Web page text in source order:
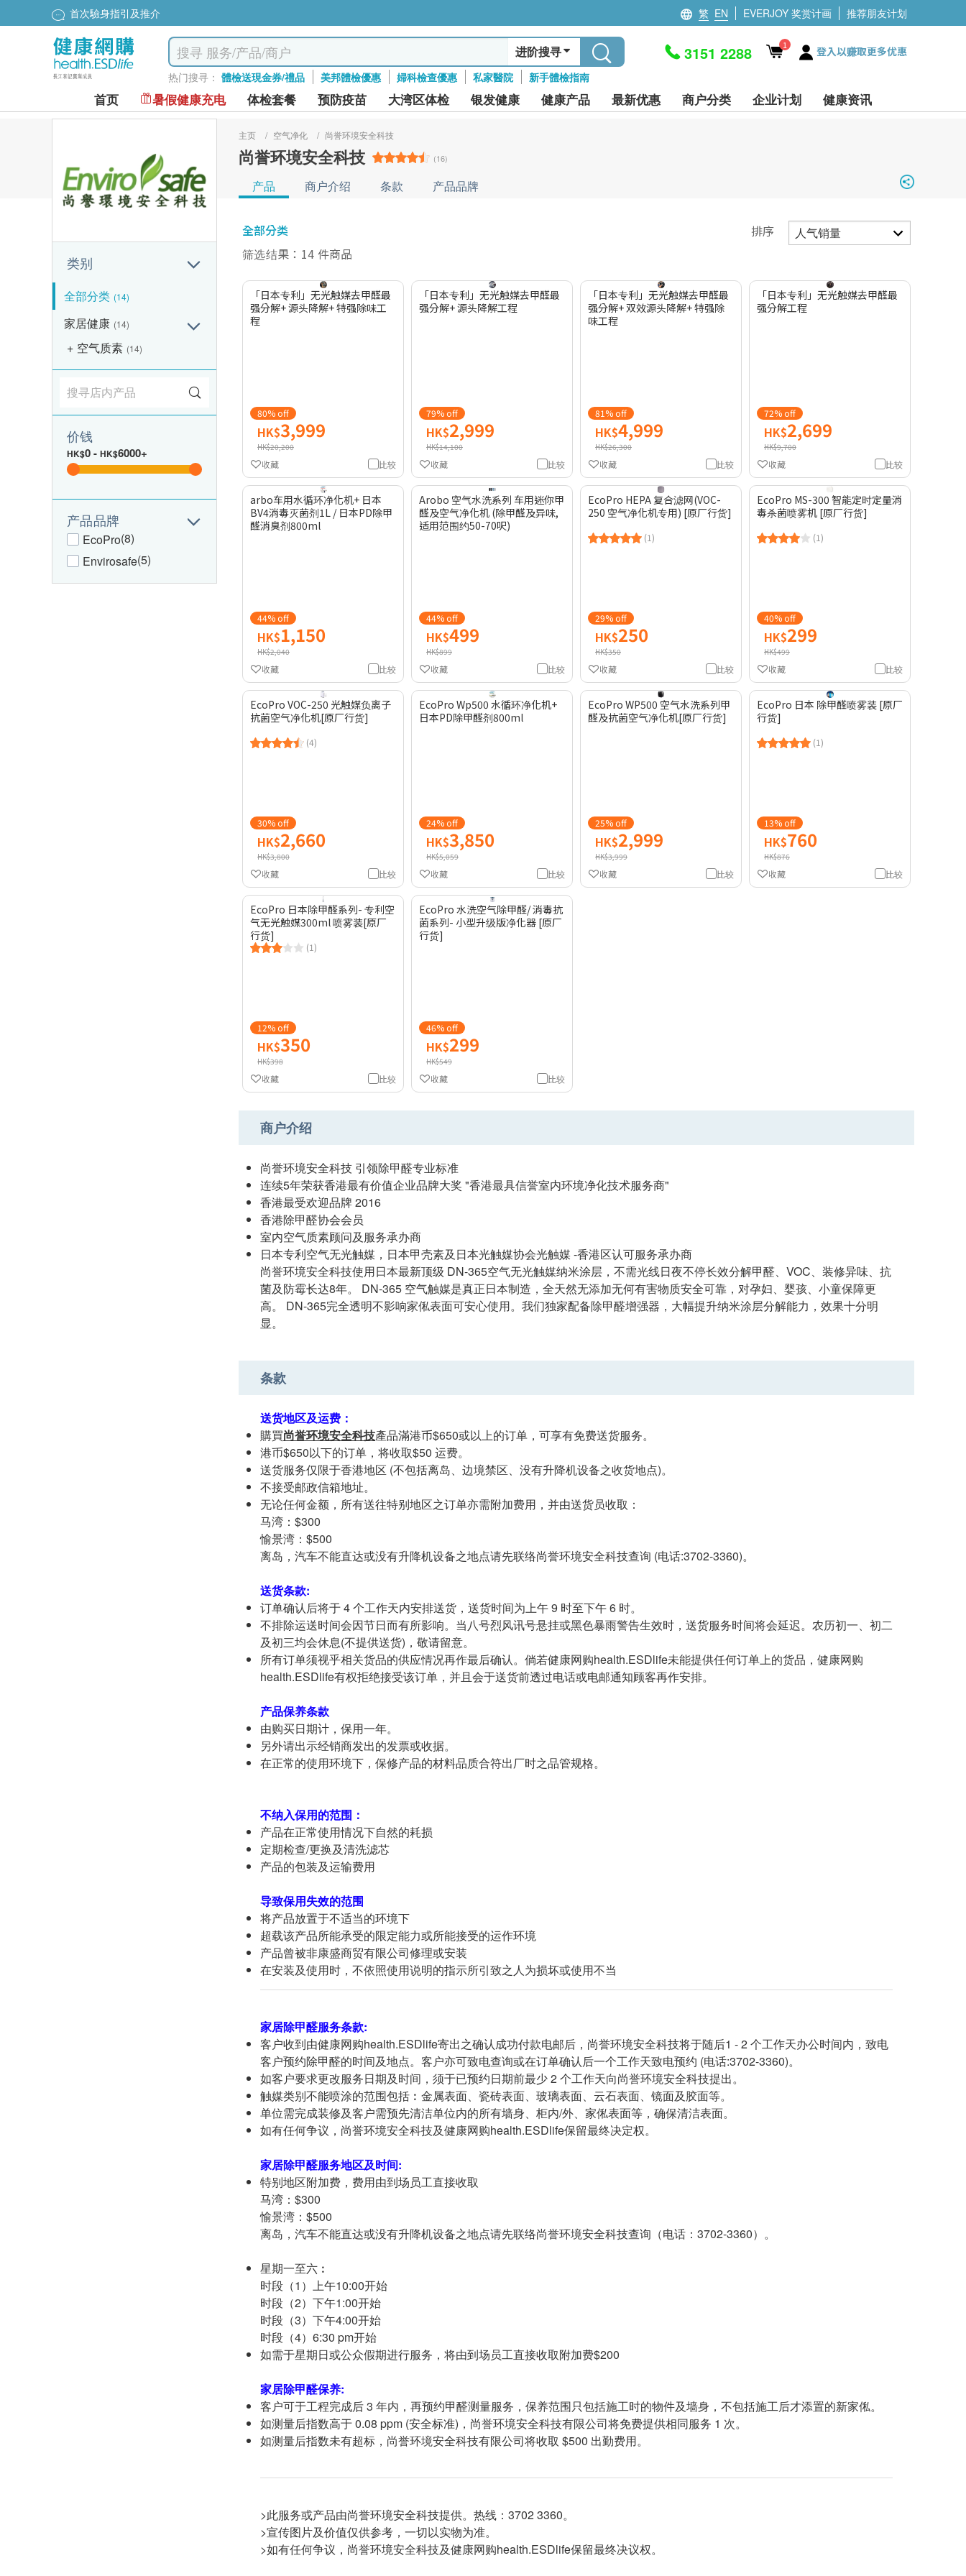
首次驗身指引及推介 繁 EN EVERJOY 奖赏计画 推荐朋友计划
进阶搜寻
热门搜寻： 體檢送現金券/禮品 美邦體檢優惠 婦科檢查優惠 私家醫院 新手體檢指南
3151 2288 1 登入以赚取更多优惠
首页 暑假健康充电 体检套餐 预防疫苗 大湾区体检 银发健康 健康产品 最新优惠 商户分类 企业计划 健康资讯
类别
全部分类 (14)
家居健康 (14)
空气质素 (14)
价钱
HK$0- HK$6000+
产品品牌
EcoPro(8)
Envirosafe(5)
主页 / 空气净化 / 尚誉环境安全科技
尚誉环境安全科技 (16)
产品 商户介绍 条款 产品品牌
全部分类
排序
筛选结果：14 件商品
「日本专利」无光触媒去甲醛最
强分解+ 源头降解+ 特强除味工
程
80% off
HK$3,999
HK$20,200
比较
收藏
「日本专利」无光触媒去甲醛最
强分解+ 源头降解工程
79% off
HK$2,999
HK$14,100
比较
收藏
「日本专利」无光触媒去甲醛最
强分解+ 双效源头降解+ 特强除
味工程
81% off
HK$4,999
HK$26,300
比较
收藏
「日本专利」无光触媒去甲醛最
强分解工程
72% off
HK$2,699
HK$9,700
比较
收藏
arbo车用水循环净化机+ 日本
BV4消毒灭菌剂1L / 日本PD除甲
醛消臭剂800ml
44% off
HK$1,150
HK$2,040
比较
收藏
Arobo 空气水洗系列 车用迷你甲
醛及空气净化机 (除甲醛及异味,
适用范围约50-70呎)
44% off
HK$499
HK$899
比较
收藏
EcoPro HEPA 复合滤网(VOC-
250 空气净化机专用) [原厂行货]
(1)
29% off
HK$250
HK$350
比较
收藏
EcoPro MS-300 智能定时定量消
毒杀菌喷雾机 [原厂行货]
(1)
40% off
HK$299
HK$499
比较
收藏
EcoPro VOC-250 光触媒负离子
抗菌空气净化机[原厂行货]
(4)
30% off
HK$2,660
HK$3,800
比较
收藏
EcoPro Wp500 水循环净化机+
日本PD除甲醛剂800ml
24% off
HK$3,850
HK$5,059
比较
收藏
EcoPro WP500 空气水洗系列甲
醛及抗菌空气净化机[原厂行货]
25% off
HK$2,999
HK$3,999
比较
收藏
EcoPro 日本 除甲醛喷雾装 [原厂
行货]
(1)
13% off
HK$760
HK$876
比较
收藏
EcoPro 日本除甲醛系列- 专利空
气无光触媒300ml 喷雾装[原厂
行货]
(1)
12% off
HK$350
HK$398
比较
收藏
EcoPro 水洗空气除甲醛/ 消毒抗
菌系列- 小型升级版净化器 [原厂
行货]
46% off
HK$299
HK$549
比较
收藏
商户介绍
尚誉环境安全科技 引领除甲醛专业标准
连续5年荣获香港最有价值企业品牌大奖 "香港最具信誉室内环境净化技术服务商"
香港最受欢迎品牌 2016
香港除甲醛协会会员
室内空气质素顾问及服务承办商
日本专利空气无光触媒，日本甲壳素及日本光触媒协会光触媒 -香港区认可服务承办商
尚誉环境安全科技使用日本最新顶级 DN-365空气无光触媒纳米涂层，不需光线日夜不停长效分解甲醛、VOC、装修异味、抗
菌及防霉长达8年。 DN-365 空气触媒是真正日本制造，全天然无添加无何有害物质安全可靠，对孕妇、婴孩、小童保障更
高。 DN-365完全透明不影响家俬表面可安心使用。我们独家配备除甲醛增强器，大幅提升纳米涂层分解能力，效果十分明
显。
条款
送货地区及运费：
購買尚誉环境安全科技產品滿港币$650或以上的订单，可享有免费送货服务。
港币$650以下的订单，将收取$50 运费。
送货服务仅限于香港地区 (不包括离岛、边境禁区、没有升降机设备之收货地点)。
不接受邮政信箱地址。
无论任何金额，所有送往特别地区之订单亦需附加费用，并由送货员收取：
马湾：$300
愉景湾：$500
离岛，汽车不能直达或没有升降机设备之地点请先联络尚誉环境安全科技查询 (电话:3702-3360)。
送货条款:
订单确认后将于 4 个工作天内安排送货，送货时间为上午 9 时至下午 6 时。
不排除运送时间会因节日而有所影响。当八号烈风讯号悬挂或黑色暴雨警告生效时，送货服务时间将会延迟。农历初一、初二
及初三均会休息(不提供送货)，敬请留意。
所有订单须视乎相关货品的供应情况再作最后确认。倘若健康网购health.ESDlife未能提供任何订单上的货品，健康网购
health.ESDlife有权拒绝接受该订单，并且会于送货前透过电话或电邮通知顾客再作安排。
产品保养条款
由购买日期计，保用一年。
另外请出示经销商发出的发票或收据。
在正常的使用环境下，保修产品的材料品质合符出厂时之品管规格。
不纳入保用的范围：
产品在正常使用情况下自然的耗损
定期检查/更换及清洗滤芯
产品的包装及运输费用
导致保用失效的范围
将产品放置于不适当的环境下
超载该产品所能承受的限定能力或所能接受的运作环境
产品曾被非康盛商贸有限公司修理或安装
在安装及使用时，不依照使用说明的指示所引致之人为损坏或使用不当
家居除甲醛服务条款:
客户收到由健康网购health.ESDlife寄出之确认成功付款电邮后，尚誉环境安全科技将于随后1 - 2 个工作天办公时间内，致电
客户预约除甲醛的时间及地点。客户亦可致电查询或在订单确认后一个工作天致电预约 (电话:3702-3360)。
如客户要求更改服务日期及时间，须于已预约日期前最少 2 个工作天向尚誉环境安全科技提出。
触媒类别不能喷涂的范围包括︰金属表面、瓷砖表面、玻璃表面、云石表面、镜面及胶面等。
单位需完成装修及客户需预先清洁单位内的所有墙身、柜内/外、家俬表面等，确保清洁表面。
如有任何争议，尚誉环境安全科技及健康网购health.ESDlife保留最终决定权。
家居除甲醛服务地区及时间:
特别地区附加费，费用由到场员工直接收取
马湾：$300
愉景湾：$500
离岛，汽车不能直达或没有升降机设备之地点请先联络尚誉环境安全科技查询（电话：3702-3360）。
星期一至六︰
时段（1）上午10:00开始
时段（2）下午1:00开始
时段（3）下午4:00开始
时段（4）6:30 pm开始
如需于星期日或公众假期进行服务，将由到场员工直接收取附加费$200
家居除甲醛保养:
客户可于工程完成后 3 年内，再预约甲醛测量服务，保养范围只包括施工时的物件及墙身，不包括施工后才添置的新家俬。
如测量后指数高于 0.08 ppm (安全标准)，尚誉环境安全科技有限公司将免费提供相同服务 1 次。
如测量后指数未有超标，尚誉环境安全科技有限公司将收取 $500 出勤费用。
>此服务或产品由尚誉环境安全科技提供。热线：3702 3360。
>宣传图片及价值仅供参考，一切以实物为准。
>如有任何争议，尚誉环境安全科技及健康网购health.ESDlife保留最终决议权。